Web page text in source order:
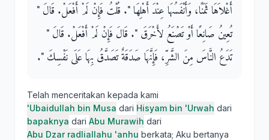
أَغْلاَهَا ثَمَنًا، وَأَنْفَسُهَا عِنْدَ أَهْلِهَا ‏"‏‏.‏ قُلْتُ فَإِنْ لَمْ أَفْعَلْ‏.‏ قَالَ ‏"‏
تُعِينُ صَانِعًا أَوْ تَصْنَعُ لأَخْرَقَ ‏"‏‏.‏ قَالَ فَإِنْ لَمْ أَفْعَلْ‏.‏ قَالَ ‏"‏
تَدَعُ النَّاسَ مِنَ الشَّرِّ، فَإِنَّهَا صَدَقَةٌ تَصَدَّقُ بِهَا عَلَى نَفْسِكَ ‏"‏‏.‏
Telah menceritakan kepada kami
'Ubaidullah bin Musa dari Hisyam bin 'Urwah dari
bapaknya dari Abu Murawih dari
Abu Dzar radliallahu 'anhu berkata; Aku bertanya